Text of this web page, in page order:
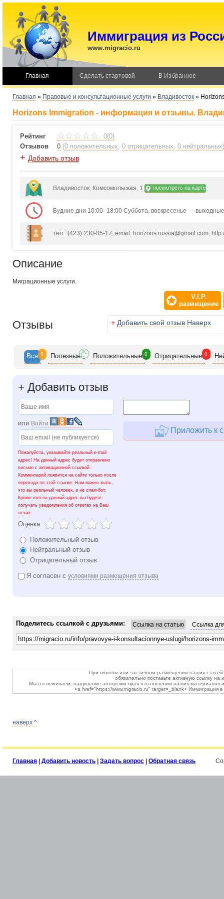
Иммиграция из
www.migracio.ru
Главная Сделать стартовой В Избранное
Главная » Правовые и консультационные услуги » Владивосток »
Horizons Immigration - информация и отзывы.
Рейтинг
0(0)
Отзывов
0 (0 положительных, 0 отрицательных, 0 нейтральных)
+ Добавить отзыв
Владивосток, Комсомольская, 1 посмотреть на карте
Будние дни 10:00–18:00 Суббота, воскресенье — выходные
тел.: (423) 230-05-17, email: horizons.russia@gmail.com,
Описание
Миграционные услуги.
V.I.P.
размещение
Отзывы + Добавить свой отзыв Наверх
Все 0 Полезные Положительные 0 Отрицательные 0
+ Добавить отзыв
или Войти
Пожалуйста, указывайте реальный e-mail
адрес! На данный адрес будет отправлено
письмо с активационной ссылкой.
Комментарий появится на сайте только после
перехода по этой ссылке. Нам важно знать,
что вы реальный человек, а не спам-бот.
Кроме того на данный адрес вы будете
получать уведомления об ответах на Ваш
отзыв.
Оценка
Положительный отзыв
Нейтральный отзыв
Отрицательный отзыв
Приложить к
Я согласен с условиями размещения отзыва
Ссылка на статью Ссылка
Поделитесь ссылкой с друзьями:
При полном или частичном размещении наших статей
обязательно поставьте активную ссылку на
Мы отслеживаем, нарушение авторских прав в отношении наших материалов
<a href="https://www.migracio.ru" target=_blank> Иммиграция
наверх ^
Главная Добавить новость Задать вопрос Обратная связь